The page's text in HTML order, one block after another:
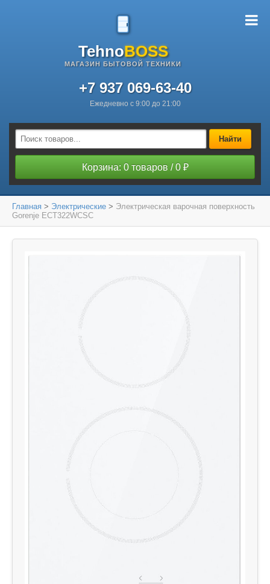
TehnoBOSS
МАГАЗИН БЫТОВОЙ ТЕХНИКИ
+7 937 069-63-40
Ежедневно с 9:00 до 21:00
Найти
Корзина: 0 товаров / 0 ₽
Главная > Электрические > Электрическая варочная поверхность
Gorenje ECT322WCSC